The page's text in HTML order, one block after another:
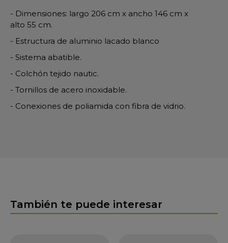
- Dimensiones: largo 206 cm x ancho 146 cm x
alto 55 cm.
- Estructura de aluminio lacado blanco
- Sistema abatible.
- Colchón tejido nautic.
- Tornillos de acero inoxidable.
- Conexiones de poliamida con fibra de vidrio.
También te puede interesar